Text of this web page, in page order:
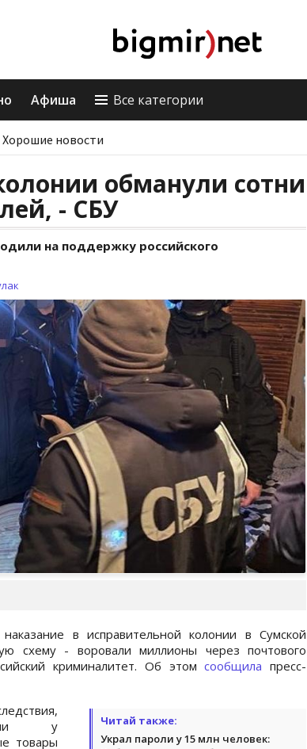
Афиша Все категории
Хорошие новости
обманули сотни
- СБУ
на поддержку российского
в исправительной колонии в Сумской
схему - воровали миллионы через почтового
криминалитет. Об этомсообщила пресс-
Читай также:
Украл пароли у 15 млн человек:
у
товары